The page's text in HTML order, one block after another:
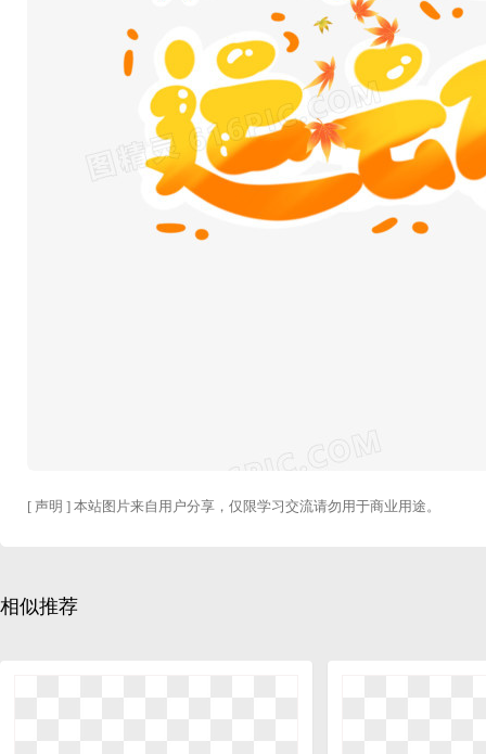
[ 声明 ] 本站图片来自用户分享，仅限学习交流请勿用于商业用途。
相似推荐